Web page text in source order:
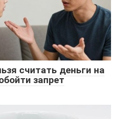
считать деньги на
запрет